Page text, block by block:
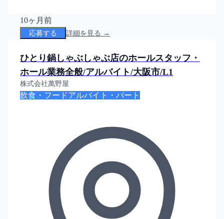
10ヶ月前
応募する 詳細を見る →
ひとり鍋しゃぶしゃぶ店のホールスタッフ・
ホール業務全般/アルバイト/大阪市/L1
株式会社萬野屋
飲食・フードアルバイト・パート